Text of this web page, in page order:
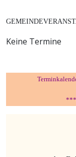
Keine Termine